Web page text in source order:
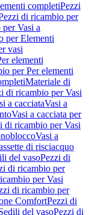
completiPezzi
di ricambio per
Vasi a
per Elementi
vasi
elementi
per Per elementi
Materiale di
di ricambio per Vasi
a cacciataVasi a
Vasi a cacciata per
di ricambio per Vasi
Vasi a
di risciacquo
del vasoPezzi di
di ricambio per
per Vasi
di ricambio per
ComfortPezzi di
del vasoPezzi di